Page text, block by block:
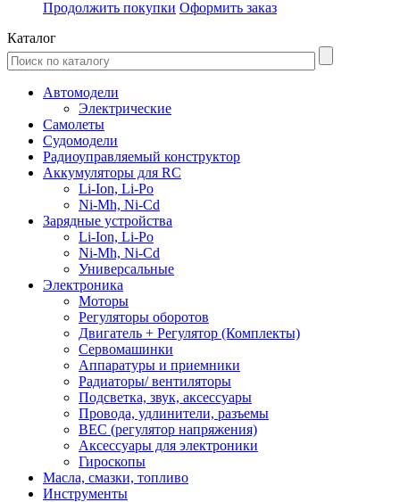
Продолжить покупки Оформить заказ
Каталог
Автомодели
Электрические
Самолеты
Судомодели
Радиоуправляемый конструктор
Аккумуляторы для RC
Li-Ion, Li-Po
Ni-Mh, Ni-Cd
Зарядные устройства
Li-Ion, Li-Po
Ni-Mh, Ni-Cd
Универсальные
Электроника
Моторы
Регуляторы оборотов
Двигатель + Регулятор (Комплекты)
Сервомашинки
Аппаратуры и приемники
Радиаторы/ вентиляторы
Подсветка, звук, аксессуары
Провода, удлинители, разъемы
BEC (регулятор напряжения)
Аксессуары для электроники
Гироскопы
Масла, смазки, топливо
Инструменты